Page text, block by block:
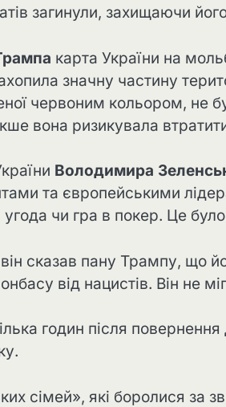
загинули, захищаючи
карта України на
значну частину
червоним кольором, не
вона ризикувала
Володимира
та європейськими
чи гра в покер. Це
сказав пану Трампу, що
від нацистів. Він не
годин після
сімей», які боролися за